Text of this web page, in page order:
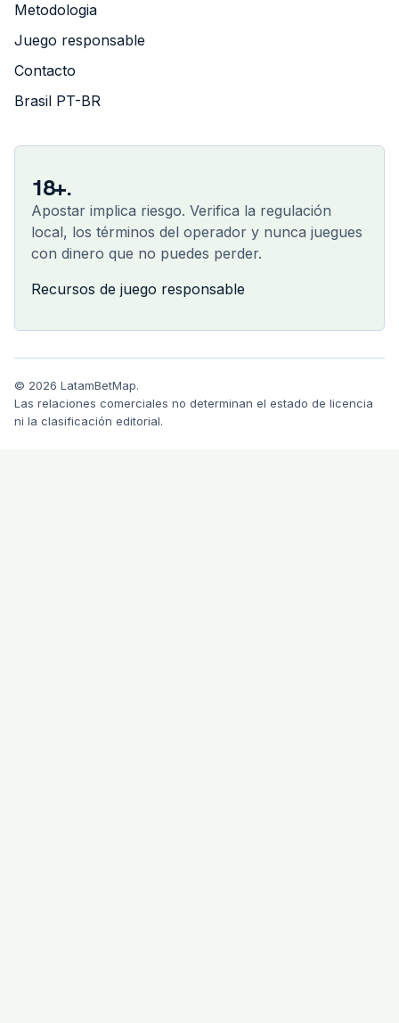
Metodologia
Juego responsable
Contacto
Brasil PT-BR
18+.
Apostar implica riesgo. Verifica la regulación
local, los términos del operador y nunca juegues
con dinero que no puedes perder.
Recursos de juego responsable
© 2026 LatamBetMap.
Las relaciones comerciales no determinan el estado de licencia
ni la clasificación editorial.